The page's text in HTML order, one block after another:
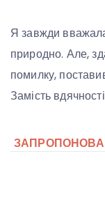
Я завжди
природно. Але,
помилку,
Замість